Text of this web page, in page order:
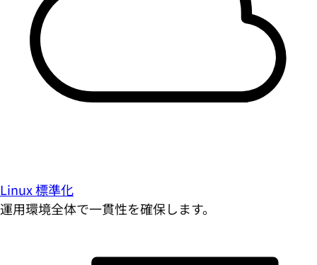
Linux 標準化
運用環境全体で一貫性を確保します。